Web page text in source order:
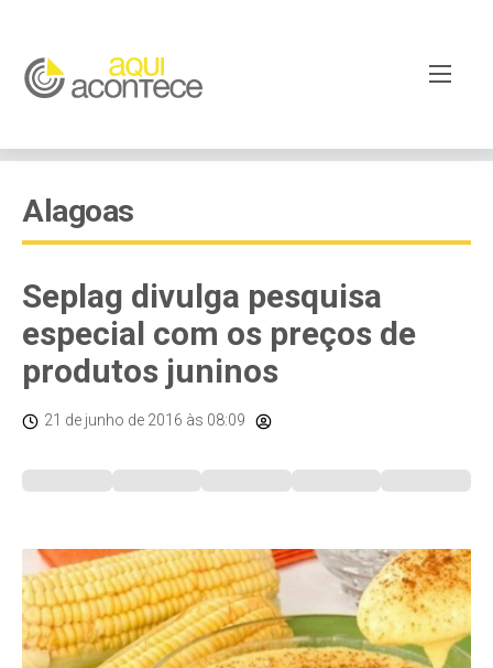
Alagoas
Seplag divulga pesquisa
especial com os preços de
produtos juninos
21 de junho de 2016 às 08:09